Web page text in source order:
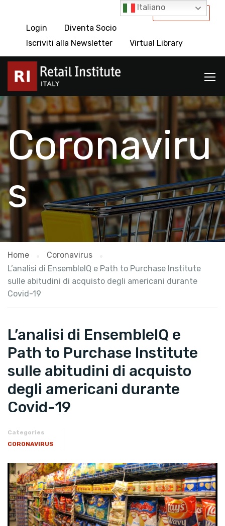
International
Login
Diventa Socio
Iscriviti alla Newsletter
Virtual Library
Coronaviru
s
Home
Coronavirus
L’analisi di EnsembleIQ e Path to Purchase Institute
sulle abitudini di acquisto degli americani durante
Covid-19
L’analisi di EnsembleIQ e
Path to Purchase Institute
sulle abitudini di acquisto
degli americani durante
Covid-19
Categories
CORONAVIRUS
Italiano